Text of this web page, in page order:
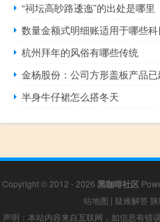
“祠坛高眇路逶迤”的出处是哪里
数量金额式明细账适用于哪些科
杭州拜年的风俗有哪些传统
半身牛仔裙怎么搭冬天
Copyright © 2012 - 2026 黑咖啡社区
站地图 | 疑难解答
声明：本站内容来自互联网，如信息有错